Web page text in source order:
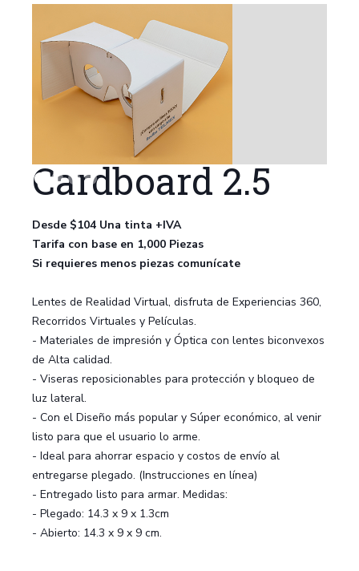
Cardboard 2.5
Desde $104 Una tinta +IVA
Tarifa con base en 1,000 Piezas
Si requieres menos piezas comunícate
Lentes de Realidad Virtual, disfruta de Experiencias 360,
Recorridos Virtuales y Películas.
- Materiales de impresión y Óptica con lentes biconvexos
de Alta calidad.
- Viseras reposicionables para protección y bloqueo de
luz lateral.
- Con el Diseño más popular y Súper económico, al venir
listo para que el usuario lo arme.
- Ideal para ahorrar espacio y costos de envío al
entregarse plegado. (Instrucciones en línea)
- Entregado listo para armar. Medidas:
- Plegado: 14.3 x 9 x 1.3cm
- Abierto: 14.3 x 9 x 9 cm.